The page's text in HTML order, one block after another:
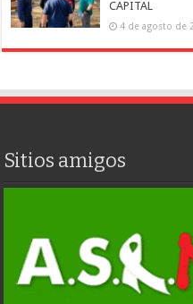
CAPITAL
4 de agosto de
Sitios amigos